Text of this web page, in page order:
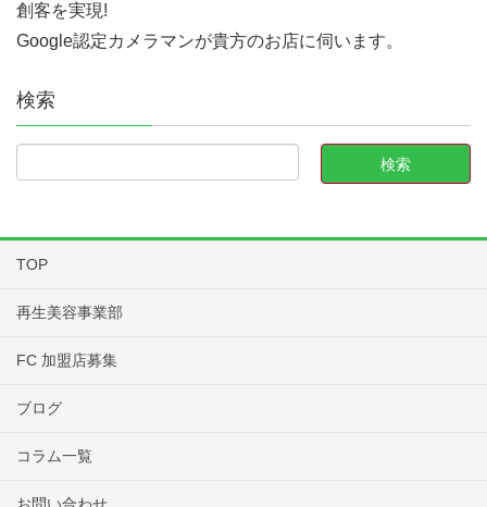
創客を実現!
Google認定カメラマンが貴方のお店に伺います。
検索
TOP
再生美容事業部
FC 加盟店募集
ブログ
コラム一覧